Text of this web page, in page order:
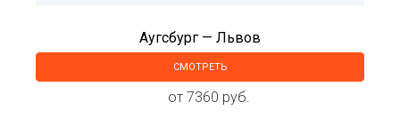
Аугсбург — Львов
СМОТРЕТЬ
от 7360 руб.